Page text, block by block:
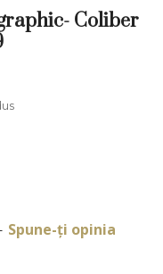
Coliber
Spune-ţi opinia